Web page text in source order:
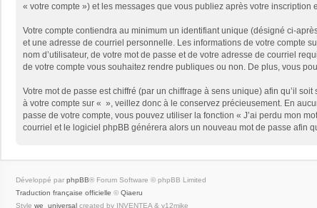
« votre compte ») et les messages que vous publiez après votre
Votre compte contiendra au minimum un identifiant unique (désigné ci-
et une adresse de courriel personnelle. Les informations de votre compte
nom d’utilisateur, de votre mot de passe et de votre adresse de courriel
de votre compte vous souhaitez rendre publiques ou non. De plus, vous
Votre mot de passe est chiffré (par un chiffrage à sens unique) afin qu’il
à votre compte sur « », veillez donc à le conservez précieusement. En
passe de votre compte, vous pouvez utiliser la fonction « J’ai perdu mon
courriel et le logiciel phpBB générera alors un nouveau mot de passe afin
Développé par phpBB® Forum Software © phpBB Limited
Traduction française officielle © Qiaeru
Style we_universal created by INVENTEA & v12mike